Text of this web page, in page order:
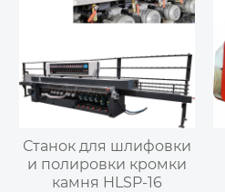
Станок для шлифовки
и полировки кромки
камня HLSP-16